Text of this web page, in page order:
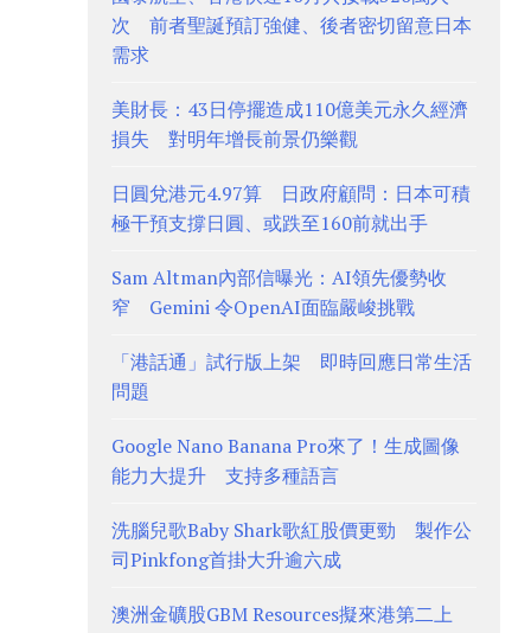
次 前者聖誕預訂強健、後者密切留意日本
需求
美財長：43日停擺造成110億美元永久經濟
損失 對明年增長前景仍樂觀
日圓兌港元4.97算 日政府顧問：日本可積
極干預支撐日圓、或跌至160前就出手
Sam Altman內部信曝光：AI領先優勢收
窄 Gemini 令OpenAI面臨嚴峻挑戰
「港話通」試行版上架 即時回應日常生活
問題
Google Nano Banana Pro來了！生成圖像
能力大提升 支持多種語言
洗腦兒歌Baby Shark歌紅股價更勁 製作公
司Pinkfong首掛大升逾六成
澳洲金礦股GBM Resources擬來港第二上